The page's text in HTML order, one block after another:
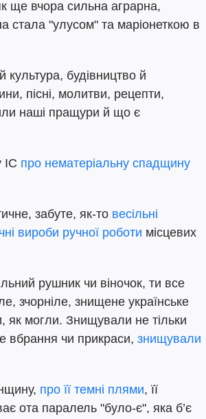
ще вчора сильна аграрна,
стала "улусом" та маріонеткою в
будівництво й
пісні, молитви, рецепти,
наші пращури й що є
ІС про нематеріальну спадщину
забуте, як-то весільні
вироби ручної роботи місцевих
рушник чи віночок, ти все
зчорніле, знищене українське
як могли. Знищували не тільки
вбрання чи прикраси, знищували
про її темні плями, її
ота паралель "було-є", яка б’є